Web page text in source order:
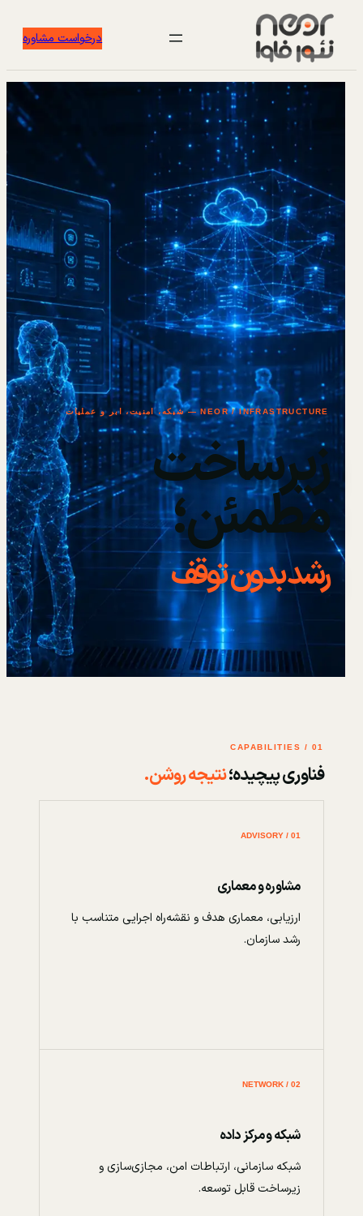
درخواست مشاوره
NEOR / INFRASTRUCTURE — شبکه، امنیت، ابر و عملیات
زیرساخت
مطمئن؛
رشد بدون توقف
01 / CAPABILITIES
فناوری پیچیده؛نتیجه روشن.
01 / ADVISORY
مشاوره و معماری
ارزیابی، معماری هدف و نقشه‌راه اجرایی متناسب با
رشد سازمان.
02 / NETWORK
شبکه و مرکز داده
شبکه سازمانی، ارتباطات امن، مجازی‌سازی و
زیرساخت قابل توسعه.